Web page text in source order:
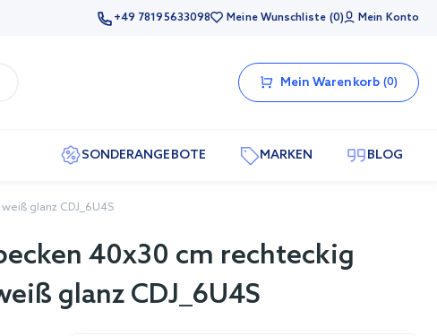
+49 78195633098 Meine Wunschliste 0 Mein Konto
Mein Warenkorb 0
SONDERANGEBOTE MARKEN BLOG
glanz CDJ_6U4S
40x30 cm rechteckig
glanz CDJ_6U4S